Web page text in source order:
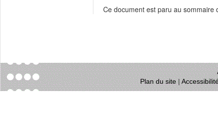
Ce document est paru au sommaire
Plan du site|